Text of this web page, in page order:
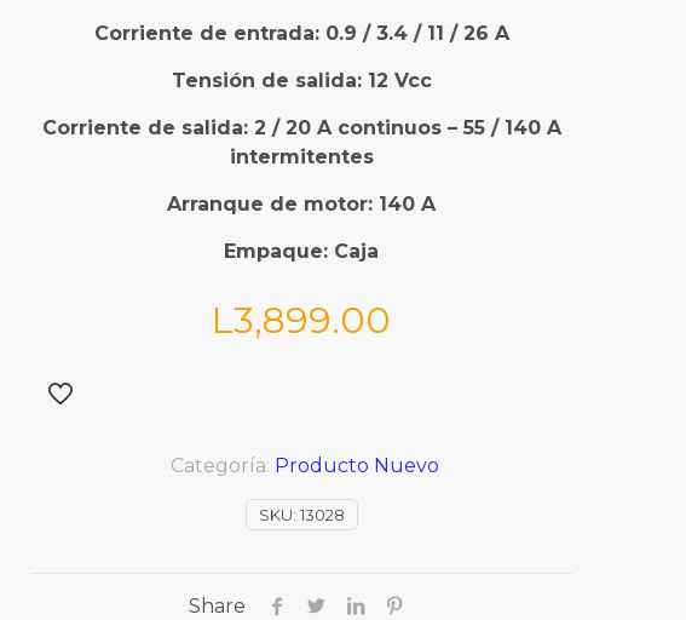
Corriente de entrada: 0.9 / 3.4 / 11 / 26 A
Tensión de salida: 12 Vcc
Corriente de salida: 2 / 20 A continuos – 55 / 140 A
intermitentes
Arranque de motor: 140 A
Empaque: Caja
L3,899.00
SKU: 13028
Categoría: Producto Nuevo
Share